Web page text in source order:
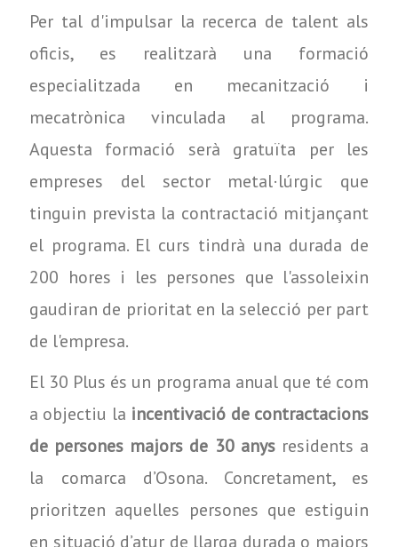
Per tal d'impulsar la recerca de talent als
oficis, es realitzarà una formació
especialitzada en mecanització i
mecatrònica vinculada al programa.
Aquesta formació serà gratuïta per les
empreses del sector metal·lúrgic que
tinguin prevista la contractació mitjançant
el programa. El curs tindrà una durada de
200 hores i les persones que l'assoleixin
gaudiran de prioritat en la selecció per part
de l'empresa.
El 30 Plus és un programa anual que té com
a objectiu la incentivació de contractacions
de persones majors de 30 anysresidents a
la comarca d’Osona. Concretament, es
prioritzen aquelles persones que estiguin
en situació d’atur de llarga durada o majors